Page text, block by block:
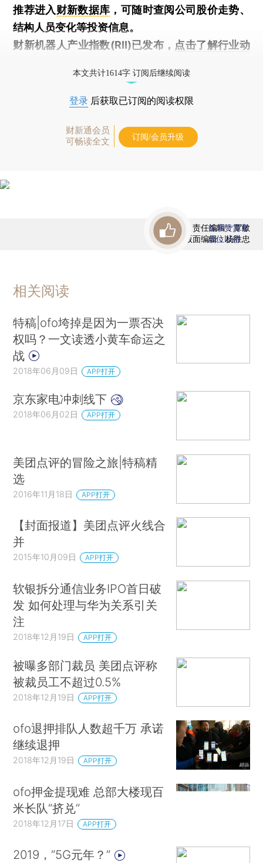
推荐进入财新数据库 ，可随时查阅公司股价走势、
结构人员变化等投资信息。
财新机器人产业指数(RII)已发布， 点击了解行业动
本文共计1614字 订阅后继续阅读
登录 后获取已订阅的阅读权限
财新通会员
可畅读全文
订阅/会员升级
责任编辑：覃敏
版面编辑：杨胜忠
首席赞赏官
虚位以待
相关阅读
特稿|ofo垮掉是因为一票否决
权吗？一文读透小黄车命运之
战
2018年06月09日 APP打开
京东家电冲刺线下
2018年06月02日 APP打开
美团点评的冒险之旅|特稿精
选
2016年11月18日 APP打开
【封面报道】美团点评火线合
并
2015年10月09日 APP打开
软银拆分通信业务IPO首日破
发 如何处理与华为关系引关
注
2018年12月19日 APP打开
被曝多部门裁员 美团点评称
被裁员工不超过0.5%
2018年12月19日 APP打开
ofo退押排队人数超千万 承诺
继续退押
2018年12月19日 APP打开
ofo押金提现难 总部大楼现百
米长队“挤兑”
2018年12月17日 APP打开
2019，“5G元年？”